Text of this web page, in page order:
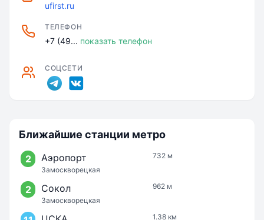
ufirst.ru
ТЕЛЕФОН
+7 (49... показать телефон
СОЦСЕТИ
Ближайшие станции метро
2 Аэропорт
Замоскворецкая
732 м
2 Сокол
Замоскворецкая
962 м
1.38 км